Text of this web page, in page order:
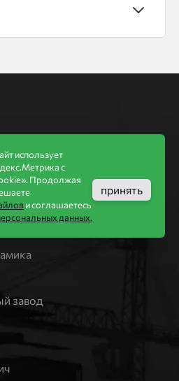
завод
использует
с
Продолжая
и соглашаетесь
данных.
принять